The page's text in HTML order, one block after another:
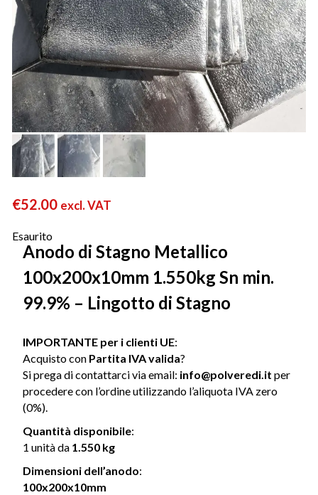
Anodo di Stagno Metallico
100x200x10mm 1.550kg Sn min.
99.9% – Lingotto di Stagno
IMPORTANTE per i clienti UE:
Acquisto con Partita IVA valida?
Si prega di contattarci via email: info@polveredi.it per
procedere con l’ordine utilizzando l’aliquota IVA zero
(0%).
Quantità disponibile:
1 unità da 1.550 kg
Dimensioni dell’anodo:
100x200x10mm
€52.00 excl. VAT
Esaurito